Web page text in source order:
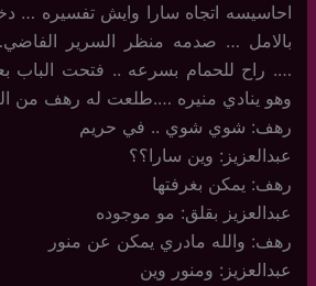
احاسيسه اتجاه سارا وايش تفسيره …
بالامل … صدمه منظر السرير
…. راح للحمام بسرعه .. فتحت
وهو ينادي منيره ….طلعت له رهف من
رهف: شوي شوي .. في حريم
عبدالعزيز: وين سارا؟؟
رهف: يمكن بغرفتها
عبدالعزيز بقلق: مو موجوده
رهف: والله مادري يمكن عن منور
عبدالعزيز: ومنور وين